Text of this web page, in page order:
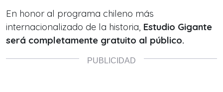
En honor al programa chileno más
internacionalizado de la historia, Estudio Gigante
será completamente gratuito al público.